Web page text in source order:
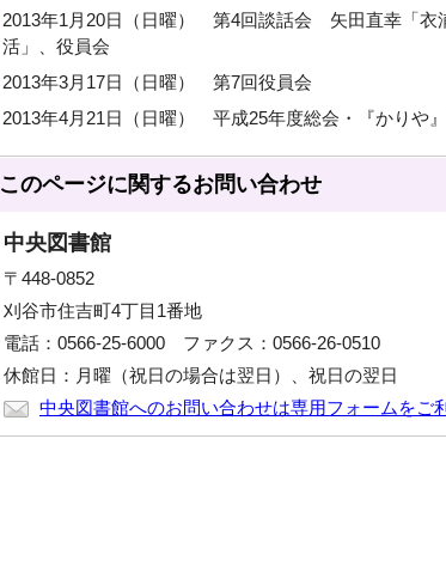
2013年1月20日（日曜） 第4回談話会 矢田直幸「
活」、役員会
2013年3月17日（日曜） 第7回役員会
2013年4月21日（日曜） 平成25年度総会・『かりや
このページに関するお問い合わせ
中央図書館
〒448-0852
刈谷市住吉町4丁目1番地
電話：0566-25-6000 ファクス：0566-26-0510
休館日：月曜（祝日の場合は翌日）、祝日の翌日
中央図書館へのお問い合わせは専用フォームをご